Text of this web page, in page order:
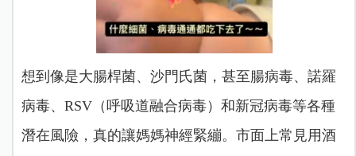
想到像是大腸桿菌、沙門氏菌，甚至腸病毒、諾羅
病毒、RSV（呼吸道融合病毒）和新冠病毒等各種
潛在風險，真的讓媽媽神經緊繃。市面上常見用酒